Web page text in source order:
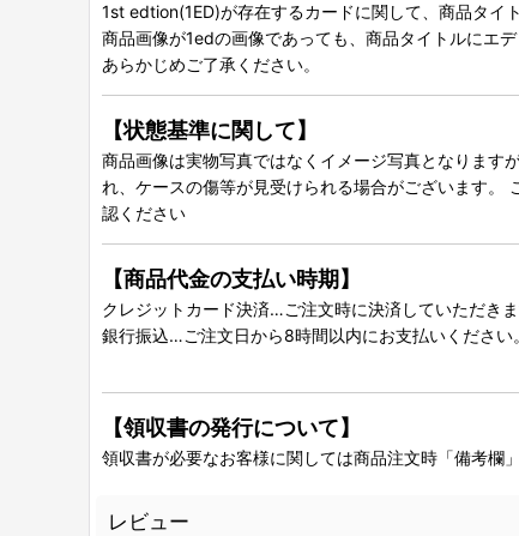
1st edtion(1ED)が存在するカードに関して、商品タイ
商品画像が1edの画像であっても、商品タイトルにエ
あらかじめご了承ください。
【状態基準に関して】
商品画像は実物写真ではなくイメージ写真となります
れ、ケースの傷等が見受けられる場合がございます。
認ください
【商品代金の支払い時期】
クレジットカード決済…ご注文時に決済していただき
銀行振込…ご注文日から8時間以内にお支払いくださ
【領収書の発行について】
領収書が必要なお客様に関しては商品注文時「備考欄
レビュー